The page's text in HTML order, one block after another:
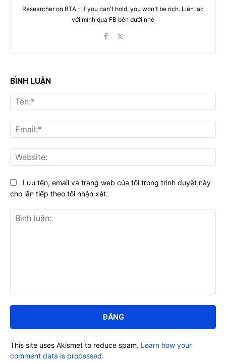
Researcher on BTA - If you can't hold, you won't be rich. Liên lạc
với mình qua FB bên dưới nhé
BÌNH LUẬN
Lưu tên, email và trang web của tôi trong trình duyệt này
cho lần tiếp theo tôi nhận xét.
This site uses Akismet to reduce spam. Learn how your
comment data is processed.